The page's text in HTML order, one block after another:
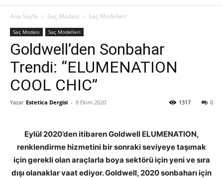
Ana Sayfa Saç Modası Saç Modelleri
Saç Modası Saç Modelleri
Goldwell’den Sonbahar
Trendi: “ELUMENATION
COOL CHIC”
Yazar Estetica Dergisi - 8 Ekim 2020 0
1317
Eylül 2020’den itibaren Goldwell ELUMENATION,
renklendirme hizmetini bir sonraki seviyeye taşımak
için gerekli olan araçlarla boya sektörü için yeni ve sıra
dışı olanaklar vaat ediyor. Goldwell, 2020 sonbaharı için